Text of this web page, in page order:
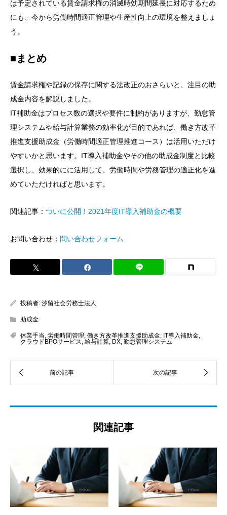
は予定されている賃金請求権の消滅時効期間延長に対応するため
にも、今から労働時間適正管理や生産性向上の環境を整えましょ
う。
■まとめ
賃金請求権や記録の保存に関する法改正のおさらいと、注目の助
成金内容を解説しました。
IT補助金はプロセス数の選択や要件に制約がありますが、勤怠管
理システムや給与計算業務の効率化が目的であれば、働き方改革
推進支援助成金（労働時間適正管理推進コース）は活用いただけ
やすいかと思います。IT導入補助金やその他の助成金制度と比較
選択し、効果的にに活用して、労働時間や労務管理の適正化を進
めていただければと思います。
関連記事： ついに公開！2021年度IT導入補助金の概要
お問い合わせ： 問い合わせフォーム
投稿者: 汐留社会労務士法人
助成金
休業手当, 労働時間管理, 働き方改革推進支援助成金, IT導入補助金,
クラウドBPOサービス, 給与計算, DX, 勤怠管理システム
関連記事